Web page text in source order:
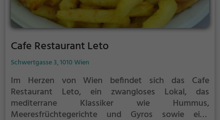
Cafe Restaurant Leto
Schwertgasse 3, 1010 Wien
Im Herzen von Wien befindet sich das Cafe
Restaurant Leto, ein zwangloses Lokal, das
mediterrane Klassiker wie Hummus,
Meeresfrüchtegerichte und Gyros sowie eine